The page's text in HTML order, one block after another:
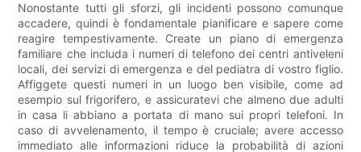
Nonostante tutti gli sforzi, gli incidenti possono comunque
accadere, quindi è fondamentale pianificare e sapere come
reagire tempestivamente. Create un piano di emergenza
familiare che includa i numeri di telefono dei centri antiveleni
locali, dei servizi di emergenza e del pediatra di vostro figlio.
Affiggete questi numeri in un luogo ben visibile, come ad
esempio sul frigorifero, e assicuratevi che almeno due adulti
in casa li abbiano a portata di mano sui propri telefoni. In
caso di avvelenamento, il tempo è cruciale; avere accesso
immediato alle informazioni riduce la probabilità di azioni